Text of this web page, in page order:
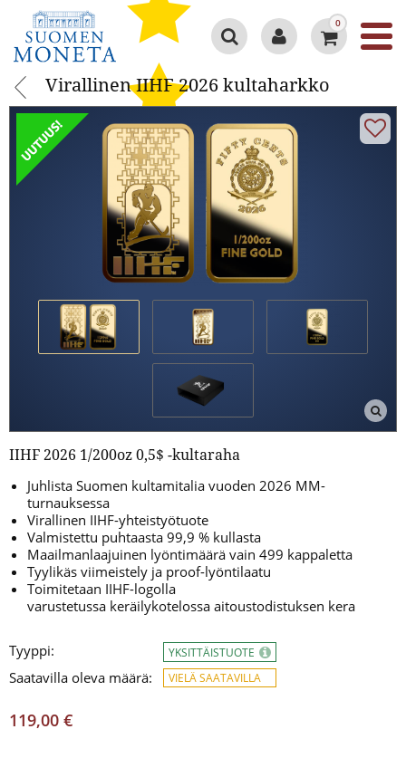
Google 4.3/5
0
Virallinen IIHF 2026 kultaharkko
IIHF 2026 1/200oz 0,5$ -kultaraha
Juhlista Suomen kultamitalia vuoden 2026 MM-
turnauksessa
Virallinen IIHF-yhteistyötuote
Valmistettu puhtaasta 99,9 % kullasta
Maailmanlaajuinen lyöntimäärä vain 499 kappaletta
Tyylikäs viimeistely ja proof-lyöntilaatu
Toimitetaan IIHF-logolla
varustetussa keräilykotelossa aitoustodistuksen kera
Tyyppi:
Saatavilla oleva määrä:
YKSITTÄISTUOTE
VIELÄ SAATAVILLA
119,00 €
Virallinen IIHF 2026 kultaharkko